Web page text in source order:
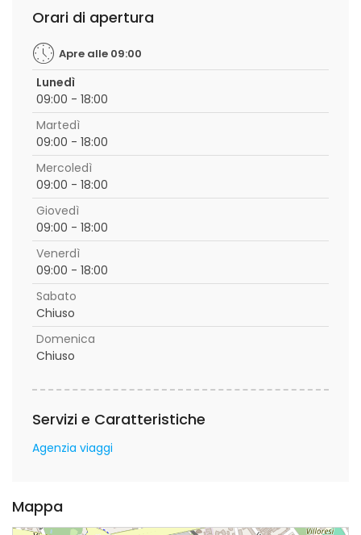
Orari di apertura
Apre alle 09:00
Lunedì
09:00 - 18:00
Martedì
09:00 - 18:00
Mercoledì
09:00 - 18:00
Giovedì
09:00 - 18:00
Venerdì
09:00 - 18:00
Sabato
Chiuso
Domenica
Chiuso
Servizi e Caratteristiche
Agenzia viaggi
Mappa